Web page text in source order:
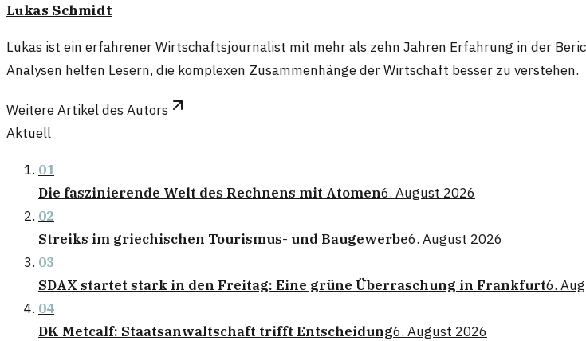
Lukas Schmidt
Lukas ist ein erfahrener Wirtschaftsjournalist mit mehr als zehn Jahren Erfahrung in der
Analysen helfen Lesern, die komplexen Zusammenhänge der Wirtschaft besser zu verstehen.
Weitere Artikel des Autors
Aktuell
01
Die faszinierende Welt des Rechnens mit Atomen6. August 2026
02
Streiks im griechischen Tourismus- und Baugewerbe6. August 2026
03
SDAX startet stark in den Freitag: Eine grüne Überraschung in Frankfurt6.
04
DK Metcalf: Staatsanwaltschaft trifft Entscheidung6. August 2026